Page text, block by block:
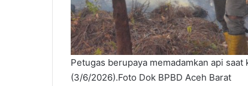
Petugas berupaya memadamkan api
(3/6/2026).Foto Dok BPBD Aceh Barat